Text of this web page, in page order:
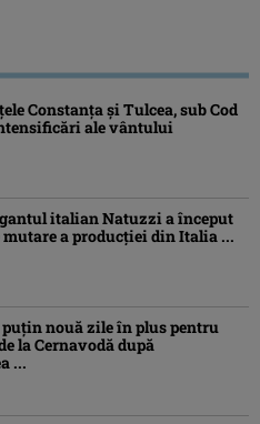
Constanţa şi Tulcea, sub Cod
ale vântului
italian Natuzzi a început
mutare a producției din Italia ...
nouă zile în plus pentru
la Cernavodă după
...